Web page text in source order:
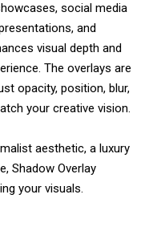
social media
and
visual depth and
The overlays are
opacity, position, blur,
your creative vision.
aesthetic, a luxury
Shadow Overlay
your visuals.